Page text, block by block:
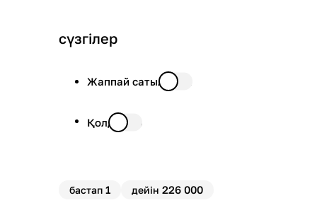
сүзгілер
Жаппай сатылымда
Қолда бар
бастап 1 дейін 226 000